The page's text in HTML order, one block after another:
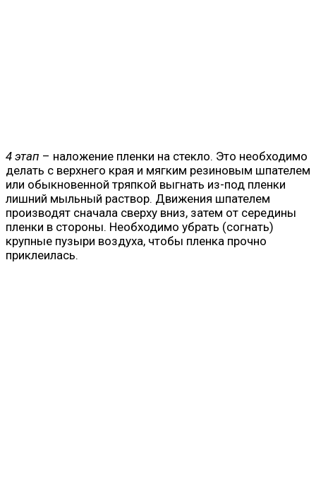
4 этап – наложение пленки на стекло. Это необходимо
делать с верхнего края и мягким резиновым шпателем
или обыкновенной тряпкой выгнать из-под пленки
лишний мыльный раствор. Движения шпателем
производят сначала сверху вниз, затем от середины
пленки в стороны. Необходимо убрать (согнать)
крупные пузыри воздуха, чтобы пленка прочно
приклеилась.